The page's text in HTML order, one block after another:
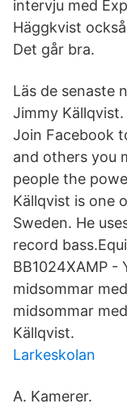
intervju med
Häggkvist
Det går bra.
Läs de senaste
Jimmy
Join Facebook
and others you
people the
Källqvist is one
Sweden. He
record
BB1024XAMP -
midsommar
midsommar
Källqvist.
Larkeskolan
A. Kamerer.